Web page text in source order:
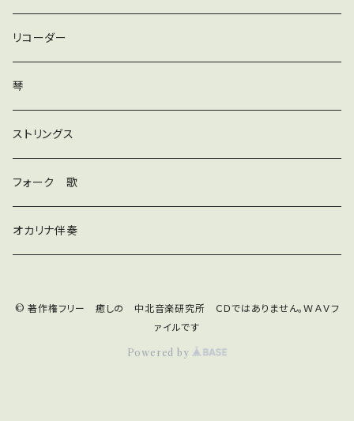
ラテン
ダンス
和風
京都
ストリングス
子ども
リコーダー
琴
ストリングス
フォーク 歌
オカリナ伴奏
© 著作権フリー 癒しの 中北音楽研究所 ＣＤではありません。ＷＡＶフ
ァイルです
Powered by